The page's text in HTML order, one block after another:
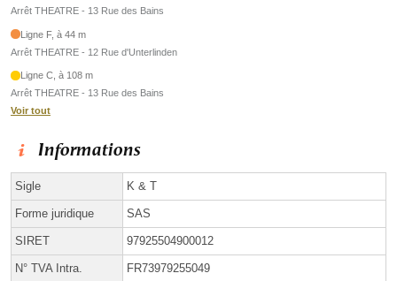
Arrêt THEATRE - 13 Rue des Bains
Ligne F, à 44 m
Arrêt THEATRE - 12 Rue d'Unterlinden
Ligne C, à 108 m
Arrêt THEATRE - 13 Rue des Bains
Voir tout
Informations
Sigle K & T
Forme juridique SAS
SIRET 97925504900012
N° TVA Intra. FR73979255049